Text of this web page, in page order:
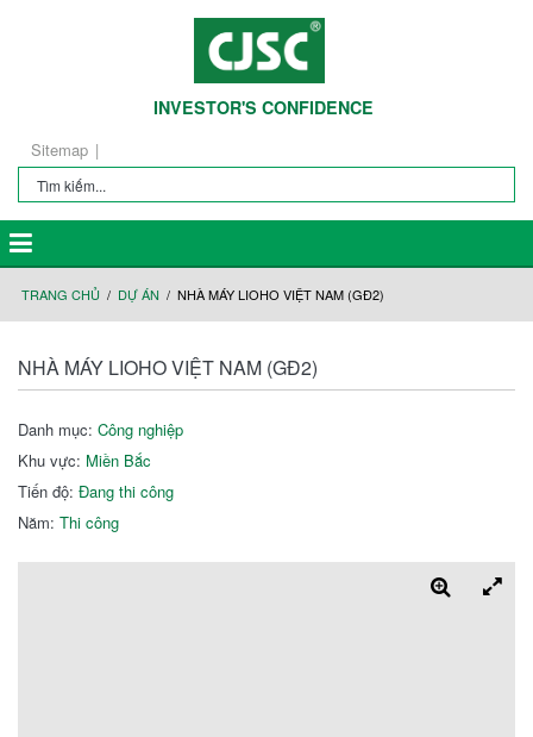
INVESTOR'S CONFIDENCE
Sitemap
TRANG CHỦ DỰ ÁN NHÀ MÁY LIOHO VIỆT NAM (GĐ2)
NHÀ MÁY LIOHO VIỆT NAM (GĐ2)
Danh mục: Công nghiệp
Khu vực: Miền Bắc
Tiến độ: Đang thi công
Năm: Thi công